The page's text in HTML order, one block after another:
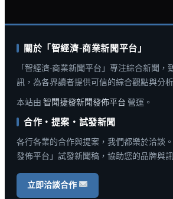
關於「智經濟-商業新聞平台」
「智經濟-商業新聞平台」專注綜合新聞
訊，為各界讀者提供可信的綜合觀點與分析
本站由 智聞捷發新聞發佈平台 營運。
合作・提案・試發新聞
各行各業的合作與提案，我們都樂於洽談
發佈平台」試發新聞稿，協助您的品牌與
立即洽談合作